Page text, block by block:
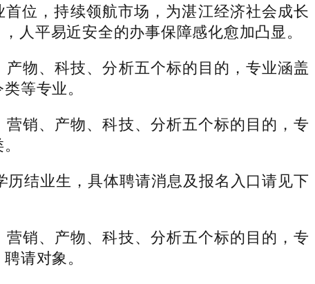
位，持续领航市场，为湛江经济社会成长
人平易近安全的办事保障感化愈加凸显。
物、科技、分析五个标的目的，专业涵盖
等专业。
销、产物、科技、分析五个标的目的，专
结业生，具体聘请消息及报名入口请见下
销、产物、科技、分析五个标的目的，专
请对象。